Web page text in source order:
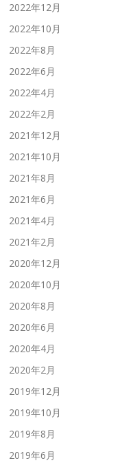
2022年12月
2022年10月
2022年8月
2022年6月
2022年4月
2022年2月
2021年12月
2021年10月
2021年8月
2021年6月
2021年4月
2021年2月
2020年12月
2020年10月
2020年8月
2020年6月
2020年4月
2020年2月
2019年12月
2019年10月
2019年8月
2019年6月